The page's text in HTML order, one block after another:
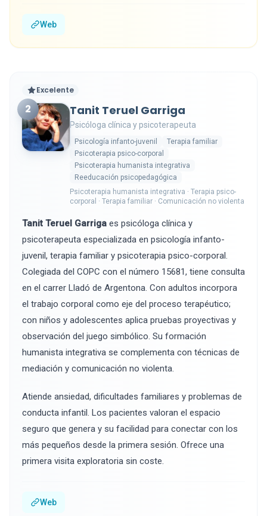
Web
Excelente
2 Tanit Teruel Garriga
Psicóloga clínica y psicoterapeuta
Psicología infanto-juvenil
Terapia familiar
Psicoterapia psico-corporal
Psicoterapia humanista integrativa
Reeducación psicopedagógica
Psicoterapia humanista integrativa · Terapia psico-
corporal · Terapia familiar · Comunicación no violenta
Tanit Teruel Garriga es psicóloga clínica y
psicoterapeuta especializada en psicología infanto-
juvenil, terapia familiar y psicoterapia psico-corporal.
Colegiada del COPC con el número 15681, tiene consulta
en el carrer Lladó de Argentona. Con adultos incorpora
el trabajo corporal como eje del proceso terapéutico;
con niños y adolescentes aplica pruebas proyectivas y
observación del juego simbólico. Su formación
humanista integrativa se complementa con técnicas de
mediación y comunicación no violenta.
Atiende ansiedad, dificultades familiares y problemas de
conducta infantil. Los pacientes valoran el espacio
seguro que genera y su facilidad para conectar con los
más pequeños desde la primera sesión. Ofrece una
primera visita exploratoria sin coste.
Web